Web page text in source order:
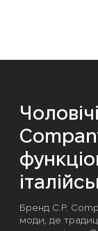
Бренд C.P.
моди, де